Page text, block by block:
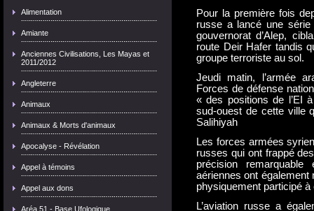
Alimentation
Amiante
Anciennes Civilisations, Les Mayas et
2011/2012
Angleterre
Animaux
Animaux & Morts d'animaux
Apocalyse - Révélation
Appel à témoins
Appel aux dons
Aréa 51 - Base Ufologique
Pour la première fois
russe a lancé une
gouvernorat d’Alep,
route Deir Hafer tandis
groupe terroriste au sol.
Jeudi matin, l’armée
Forces de défense
« des positions de l’EI
sud-ouest de cette ville
Salihiyah
Les forces armées
russes qui ont frappé
précision
aériennes ont
physiquement participé
L’aviation russe a